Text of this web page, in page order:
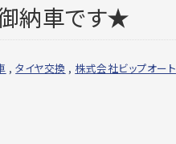
納車です★
,タイヤ交換 , 株式会社ビップオート